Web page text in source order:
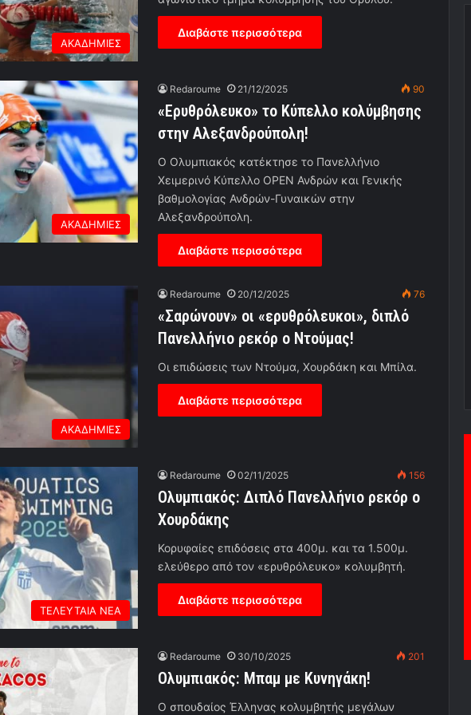
ΑΚΑΔΗΜΙΕΣ
Διαβάστε περισσότερα
ΑΚΑΔΗΜΙΕΣ
Redaroume 21/12/2025 90
«Ερυθρόλευκο» το Κύπελλο κολύμβησης
στην Αλεξανδρούπολη!
Ο Ολυμπιακός κατέκτησε το Πανελλήνιο
Χειμερινό Κύπελλο OPEN Ανδρών και Γενικής
βαθμολογίας Ανδρών-Γυναικών στην
Αλεξανδρούπολη.
Διαβάστε περισσότερα
ΑΚΑΔΗΜΙΕΣ
Redaroume 20/12/2025 76
«Σαρώνουν» οι «ερυθρόλευκοι», διπλό
Πανελλήνιο ρεκόρ ο Ντούμας!
Οι επιδώσεις των Ντούμα, Χουρδάκη και Μπίλα.
Διαβάστε περισσότερα
ΤΕΛΕΥΤΑΙΑ ΝΕΑ
Redaroume 02/11/2025 156
Ολυμπιακός: Διπλό Πανελλήνιο ρεκόρ ο
Χουρδάκης
Κορυφαίες επιδόσεις στα 400μ. και τα 1.500μ.
ελεύθερο από τον «ερυθρόλευκο» κολυμβητή.
Διαβάστε περισσότερα
Redaroume 30/10/2025 201
Ολυμπιακός: Μπαμ με Κυνηγάκη!
Ο σπουδαίος Έλληνας κολυμβητής μεγάλων